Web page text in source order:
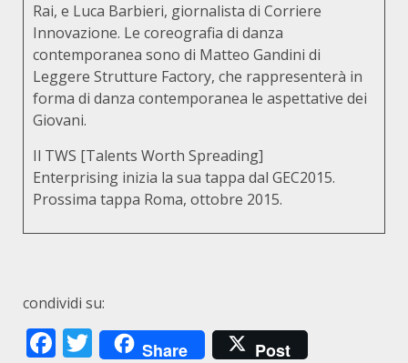
Rai, e Luca Barbieri, giornalista di Corriere
Innovazione. Le coreografia di danza
contemporanea sono di Matteo Gandini di
Leggere Strutture Factory, che rappresenterà in
forma di danza contemporanea le aspettative dei
Giovani.
Il TWS [Talents Worth Spreading]
Enterprising inizia la sua tappa dal GEC2015.
Prossima tappa Roma, ottobre 2015.
condividi su:
Facebook
Twitter
Share Post